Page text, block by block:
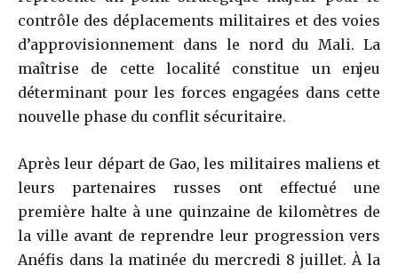
contrôle des déplacements militaires et des voies
d’approvisionnement dans le nord du Mali. La
maîtrise de cette localité constitue un enjeu
déterminant pour les forces engagées dans cette
nouvelle phase du conflit sécuritaire.
Après leur départ de Gao, les militaires maliens et
leurs partenaires russes ont effectué une
première halte à une quinzaine de kilomètres de
la ville avant de reprendre leur progression vers
Anéfis dans la matinée du mercredi 8 juillet. À la